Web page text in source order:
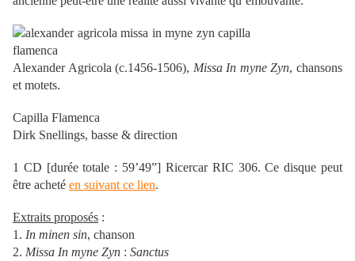
Alexander Agricola (c.1456-1506), Missa In myne Zyn, chansons
et motets.
Capilla Flamenca
Dirk Snellings, basse & direction
1 CD [durée totale : 59’49”] Ricercar RIC 306. Ce disque peut
être acheté en suivant ce lien.
Extraits proposés :
1. In minen sin, chanson
2. Missa In myne Zyn : Sanctus